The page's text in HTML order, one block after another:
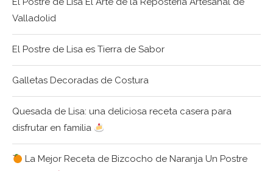
Valladolid
El Postre de Lisa es Tierra de Sabor
Galletas Decoradas de Costura
Quesada de Lisa: una deliciosa receta casera para
disfrutar en familia
La Mejor Receta de Bizcocho de Naranja Un Postre